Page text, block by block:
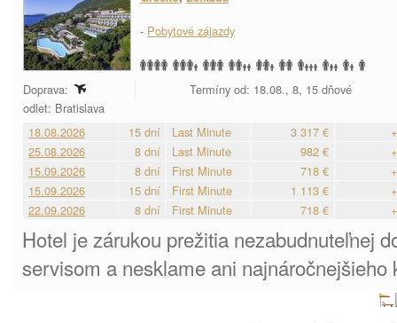
- Pobytové zájazdy
Doprava:
Termíny od: 18.08., 8, 15 dňové
odlet: Bratislava
18.08.2026
15 dní Last Minute 3 317 €
25.08.2026
8 dní Last Minute 982 €
15.09.2026
8 dní First Minute 718 €
15.09.2026
15 dní First Minute 1 113 €
22.09.2026
8 dní First Minute 718 €
Hotel je zárukou prežitia nezabudnuteľnej
servisom a nesklame ani najnáročnejšieho